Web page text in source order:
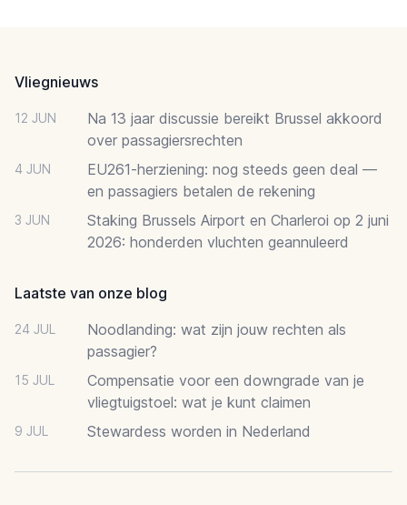
Vliegnieuws
12 JUN
Na 13 jaar discussie bereikt Brussel akkoord
over passagiersrechten
4 JUN
EU261-herziening: nog steeds geen deal —
en passagiers betalen de rekening
3 JUN
Staking Brussels Airport en Charleroi op 2 juni
2026: honderden vluchten geannuleerd
Laatste van onze blog
24 JUL
Noodlanding: wat zijn jouw rechten als
passagier?
15 JUL
Compensatie voor een downgrade van je
vliegtuigstoel: wat je kunt claimen
9 JUL Stewardess worden in Nederland